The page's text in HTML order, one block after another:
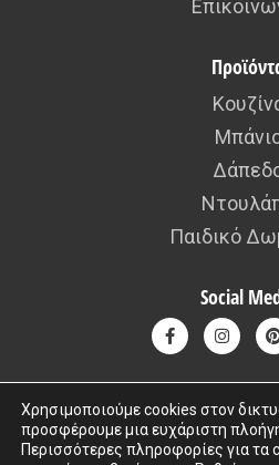
Παιδικό
Social
Copyright © 2015 – 2026 kafousis
Χρησιμοποιούμε cookies στον
προσφέρουμε μια ευχάριστη
Περισσότερες πληροφορίες για τα